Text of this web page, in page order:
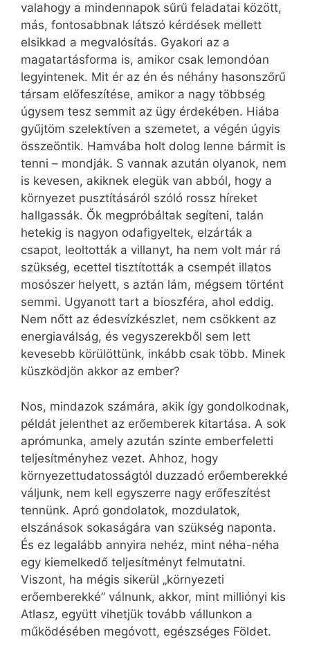
valahogy a mindennapok sűrű feladatai között,
más, fontosabbnak látszó kérdések mellett
elsikkad a megvalósítás. Gyakori az a
magatartásforma is, amikor csak lemondóan
legyintenek. Mit ér az én és néhány hasonszőrű
társam előfeszítése, amikor a nagy többség
úgysem tesz semmit az ügy érdekében. Hiába
gyűjtöm szelektíven a szemetet, a végén úgyis
összeöntik. Hamvába holt dolog lenne bármit is
tenni – mondják. S vannak azután olyanok, nem
is kevesen, akiknek elegük van abból, hogy a
környezet pusztításáról szóló rossz híreket
hallgassák. Ők megpróbáltak segíteni, talán
hetekig is nagyon odafigyeltek, elzárták a
csapot, leoltották a villanyt, ha nem volt már rá
szükség, ecettel tisztították a csempét illatos
mosószer helyett, s aztán lám, mégsem történt
semmi. Ugyanott tart a bioszféra, ahol eddig.
Nem nőtt az édesvízkészlet, nem csökkent az
energiaválság, és vegyszerekből sem lett
kevesebb körülöttünk, inkább csak több. Minek
küszködjön akkor az ember?
Nos, mindazok számára, akik így gondolkodnak,
példát jelenthet az erőemberek kitartása. A sok
aprómunka, amely azután szinte emberfeletti
teljesítményhez vezet. Ahhoz, hogy
környezettudatosságtól duzzadó erőemberekké
váljunk, nem kell egyszerre nagy erőfeszítést
tennünk. Apró gondolatok, mozdulatok,
elszánások sokaságára van szükség naponta.
És ez legalább annyira nehéz, mint néha-néha
egy kiemelkedő teljesítményt felmutatni.
Viszont, ha mégis sikerül „környezeti
erőemberekké” válnunk, akkor, mint milliónyi kis
Atlasz, együtt vihetjük tovább vállunkon a
működésében megóvott, egészséges Földet.